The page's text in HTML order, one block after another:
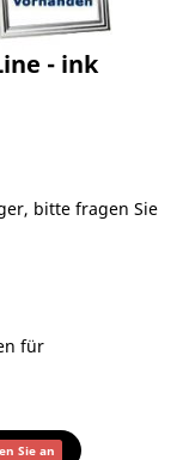
- ink
bitte fragen Sie
für
Sie an